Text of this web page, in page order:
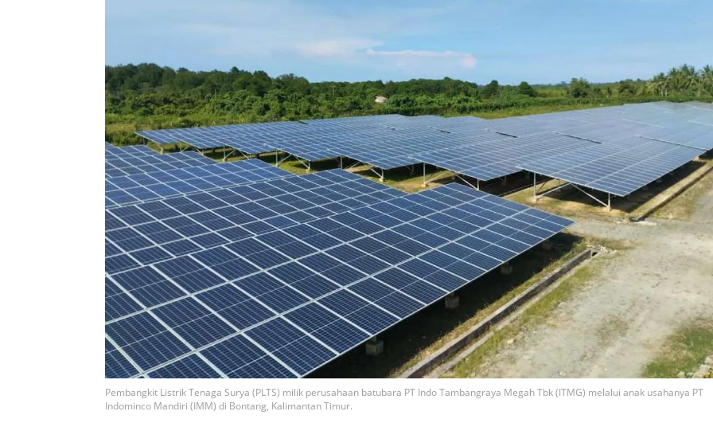
Pembangkit Listrik Tenaga Surya (PLTS) milik perusahaan batubara PT Indo Tambangraya Megah Tbk (ITMG) melalui anak usahanya PT
Indominco Mandiri (IMM) di Bontang, Kalimantan Timur.